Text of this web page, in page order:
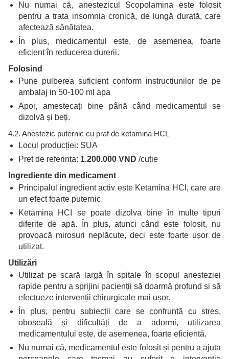
Nu numai că, anestezicul Scopolamina este folosit
pentru a trata insomnia cronică, de lungă durată, care
afectează sănătatea.
În plus, medicamentul este, de asemenea, foarte
eficient în reducerea durerii.
Folosind
Pune pulberea suficient conform instructiunilor de pe
ambalaj in 50-100 ml apa
Apoi, amestecați bine până când medicamentul se
dizolvă și beți.
4.2. Anestezic puternic cu praf de ketamina HCL
Locul producției: SUA
Pret de referinta: 1.200.000 VND /cutie
Ingrediente din medicament
Principalul ingredient activ este Ketamina HCl, care are
un efect foarte puternic
Ketamina HCI se poate dizolva bine în multe tipuri
diferite de apă. În plus, atunci când este folosit, nu
provoacă mirosuri neplăcute, deci este foarte ușor de
utilizat.
Utilizări
Utilizat pe scară largă în spitale în scopul anesteziei
rapide pentru a sprijini pacienții să doarmă profund și să
efectueze intervenții chirurgicale mai ușor.
În plus, pentru subiecții care se confruntă cu stres,
oboseală și dificultăți de a adormi, utilizarea
medicamentului este, de asemenea, foarte eficientă.
Nu numai că, medicamentul este folosit și pentru a ajuta